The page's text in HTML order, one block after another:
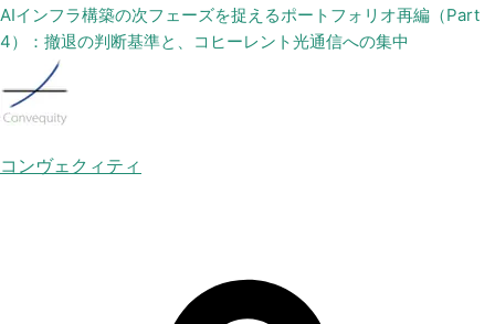
AIインフラ構築の次フェーズを捉えるポートフォリオ再編（Part
4）：撤退の判断基準と、コヒーレント光通信への集中
コンヴェクィティ